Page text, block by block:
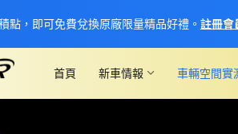
首頁 新車情報 車輛空間實
點，即可免費兌換原廠限量精品好禮。 註冊會